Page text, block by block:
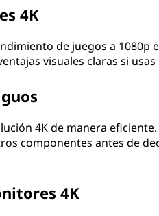
4K
de juegos a 1080p
visuales claras si usas
4K de manera
componentes antes de
4K